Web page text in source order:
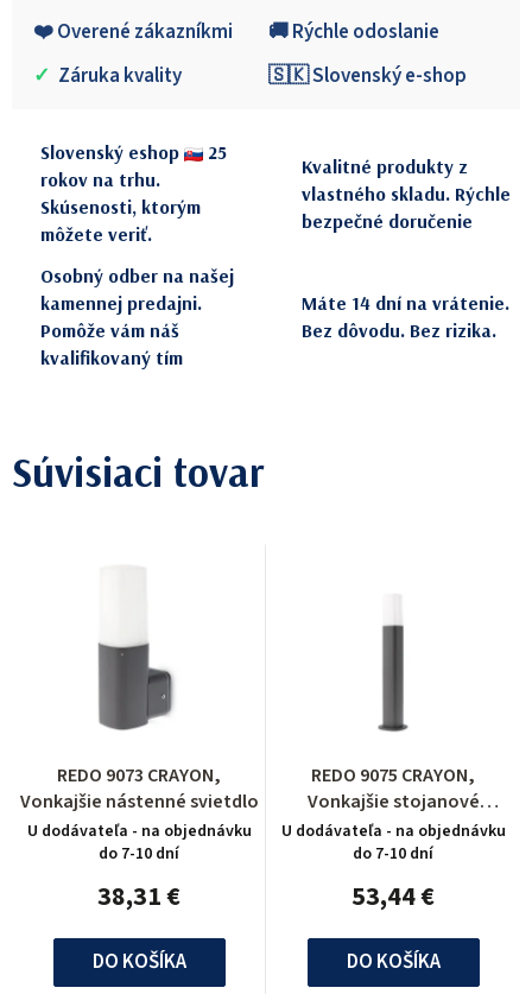
❤️ Overené zákazníkmi
🚚 Rýchle odoslanie
✓ Záruka kvality 🇸🇰 Slovenský e-shop
Slovenský eshop
25
rokov na trhu.
Skúsenosti, ktorým
môžete veriť.
Kvalitné produkty z
vlastného skladu. Rýchle
bezpečné doručenie
Osobný odber na našej
kamennej predajni.
Pomôže vám náš
kvalifikovaný tím
Máte 14 dní na vrátenie.
Bez dôvodu. Bez rizika.
Súvisiaci tovar
REDO 9073 CRAYON,
Vonkajšie nástenné svietdlo
U dodávateľa - na objednávku
do 7-10 dní
38,31 €
DO KOŠÍKA
REDO 9075 CRAYON,
Vonkajšie stojanové
svietidlo
U dodávateľa - na objednávku
do 7-10 dní
53,44 €
DO KOŠÍKA